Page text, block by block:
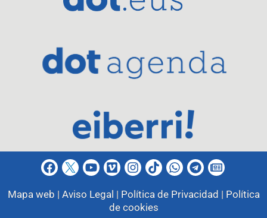
Mapa web | Aviso Legal | Política de Privacidad | Política
de cookies